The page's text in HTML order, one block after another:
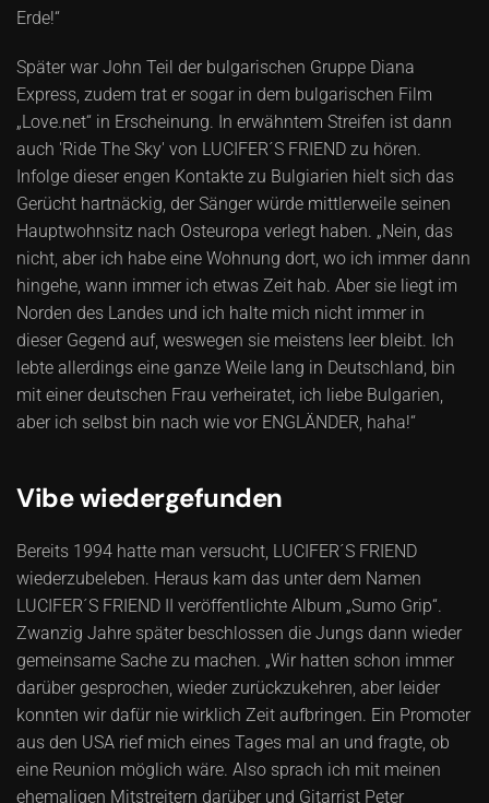
Erde!“
Später war John Teil der bulgarischen Gruppe Diana
Express, zudem trat er sogar in dem bulgarischen Film
„Love.net“ in Erscheinung. In erwähntem Streifen ist dann
auch 'Ride The Sky' von LUCIFER´S FRIEND zu hören.
Infolge dieser engen Kontakte zu Bulgiarien hielt sich das
Gerücht hartnäckig, der Sänger würde mittlerweile seinen
Hauptwohnsitz nach Osteuropa verlegt haben. „Nein, das
nicht, aber ich habe eine Wohnung dort, wo ich immer dann
hingehe, wann immer ich etwas Zeit hab. Aber sie liegt im
Norden des Landes und ich halte mich nicht immer in
dieser Gegend auf, weswegen sie meistens leer bleibt. Ich
lebte allerdings eine ganze Weile lang in Deutschland, bin
mit einer deutschen Frau verheiratet, ich liebe Bulgarien,
aber ich selbst bin nach wie vor ENGLÄNDER, haha!“
Vibe wiedergefunden
Bereits 1994 hatte man versucht, LUCIFER´S FRIEND
wiederzubeleben. Heraus kam das unter dem Namen
LUCIFER´S FRIEND II veröffentlichte Album „Sumo Grip“.
Zwanzig Jahre später beschlossen die Jungs dann wieder
gemeinsame Sache zu machen. „Wir hatten schon immer
darüber gesprochen, wieder zurückzukehren, aber leider
konnten wir dafür nie wirklich Zeit aufbringen. Ein Promoter
aus den USA rief mich eines Tages mal an und fragte, ob
eine Reunion möglich wäre. Also sprach ich mit meinen
ehemaligen Mitstreitern darüber und Gitarrist Peter